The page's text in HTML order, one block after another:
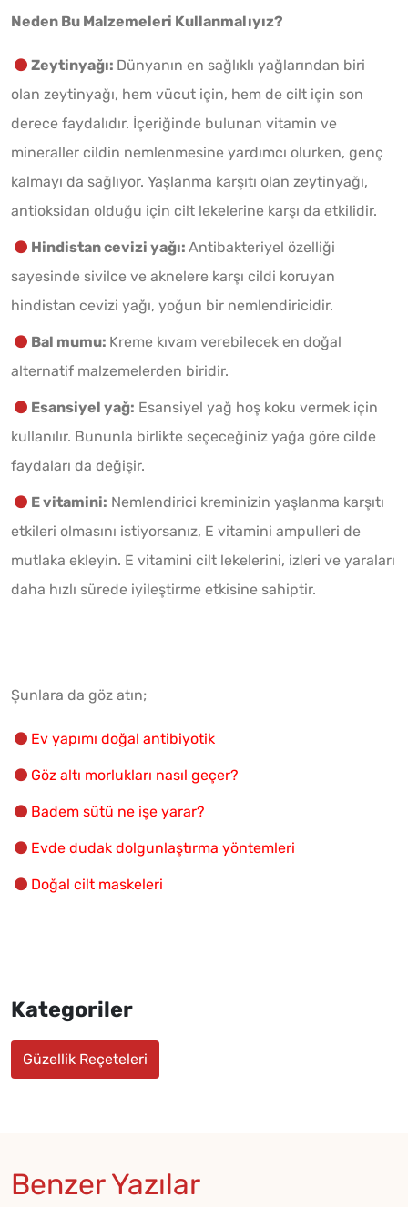
Neden Bu Malzemeleri Kullanmalıyız?
Zeytinyağı: Dünyanın en sağlıklı yağlarından biri
olan zeytinyağı, hem vücut için, hem de cilt için son
derece faydalıdır. İçeriğinde bulunan vitamin ve
mineraller cildin nemlenmesine yardımcı olurken, genç
kalmayı da sağlıyor. Yaşlanma karşıtı olan zeytinyağı,
antioksidan olduğu için cilt lekelerine karşı da etkilidir.
Hindistan cevizi yağı: Antibakteriyel özelliği
sayesinde sivilce ve aknelere karşı cildi koruyan
hindistan cevizi yağı, yoğun bir nemlendiricidir.
Bal mumu: Kreme kıvam verebilecek en doğal
alternatif malzemelerden biridir.
Esansiyel yağ: Esansiyel yağ hoş koku vermek için
kullanılır. Bununla birlikte seçeceğiniz yağa göre cilde
faydaları da değişir.
E vitamini: Nemlendirici kreminizin yaşlanma karşıtı
etkileri olmasını istiyorsanız, E vitamini ampulleri de
mutlaka ekleyin. E vitamini cilt lekelerini, izleri ve yaraları
daha hızlı sürede iyileştirme etkisine sahiptir.
Şunlara da göz atın;
Ev yapımı doğal antibiyotik
Göz altı morlukları nasıl geçer?
Badem sütü ne işe yarar?
Evde dudak dolgunlaştırma yöntemleri
Doğal cilt maskeleri
Kategoriler
Güzellik Reçeteleri
Benzer Yazılar